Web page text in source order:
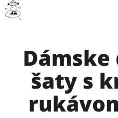
Prejsť
Dámske
šaty s
K
O